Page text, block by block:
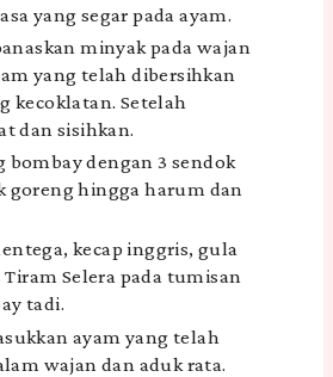
yang segar pada ayam.
minyak pada wajan
yang telah dibersihkan
kecoklatan. Setelah
dan sisihkan.
bombay dengan 3 sendok
goreng hingga harum dan
kecap inggris, gula
Tiram Selera pada tumisan
tadi.
ayam yang telah
wajan dan aduk rata.